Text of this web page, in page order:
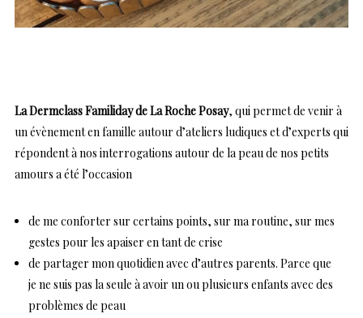
La Dermclass Familiday de La Roche Posay, qui permet de venir à
un évènement en famille autour d’ateliers ludiques et d’experts qui
répondent à nos interrogations autour de la peau de nos petits
amours a été l’occasion
de me conforter sur certains points, sur ma routine, sur mes
gestes pour les apaiser en tant de crise
de partager mon quotidien avec d’autres parents. Parce que
je ne suis pas la seule à avoir un ou plusieurs enfants avec des
problèmes de peau